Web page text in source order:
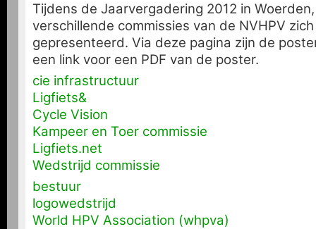
Tijdens de Jaarvergadering 2012 in
verschillende commissies van de NVHPV
gepresenteerd. Via deze pagina zijn de
een link voor een PDF van de poster.
cie infrastructuur
Ligfiets&
Cycle Vision
Kampeer en Toer commissie
Ligfiets.net
Wedstrijd commissie
bestuur
logowedstrijd
World HPV Association (whpva)